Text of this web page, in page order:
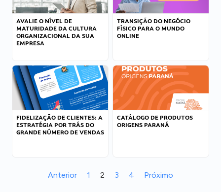
AVALIE O NÍVEL DE
MATURIDADE DA CULTURA
ORGANIZACIONAL DA SUA
EMPRESA
TRANSIÇÃO DO NEGÓCIO
FÍSICO PARA O MUNDO
ONLINE
FIDELIZAÇÃO DE CLIENTES: A
ESTRATÉGIA POR TRÁS DO
GRANDE NÚMERO DE VENDAS
CATÁLOGO DE PRODUTOS
ORIGENS PARANÁ
Anterior 1 2 3 4 Próximo